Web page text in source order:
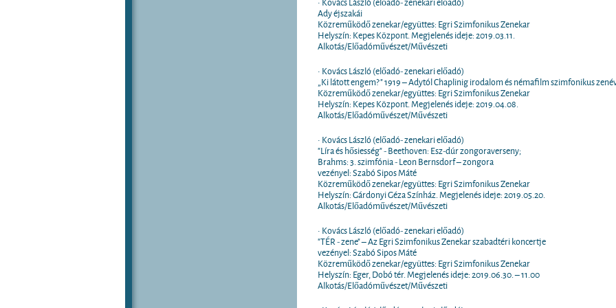
Ady éjszakái
Közreműködő zenekar/együttes: Egri Szimfonikus Zenekar
Helyszín: Kepes Központ. Megjelenés ideje: 2019.03.11.
Alkotás/Előadóművészet/Művészeti
• Kovács László (előadó- zenekari előadó)
„Ki látott engem?" 1919 – Adytól Chaplinig irodalom és némafilm szimfonikus
Közreműködő zenekar/együttes: Egri Szimfonikus Zenekar
Helyszín: Kepes Központ. Megjelenés ideje: 2019.04.08.
Alkotás/Előadóművészet/Művészeti
• Kovács László (előadó- zenekari előadó)
"Líra és hősiesség" - Beethoven: Esz-dúr zongoraverseny;
Brahms: 3. szimfónia - Leon Bernsdorf – zongora
vezényel: Szabó Sipos Máté
Közreműködő zenekar/együttes: Egri Szimfonikus Zenekar
Helyszín: Gárdonyi Géza Színház. Megjelenés ideje: 2019.05.20.
Alkotás/Előadóművészet/Művészeti
• Kovács László (előadó- zenekari előadó)
"TÉR - zene" – Az Egri Szimfonikus Zenekar szabadtéri koncertje
vezényel: Szabó Sipos Máté
Közreműködő zenekar/együttes: Egri Szimfonikus Zenekar
Helyszín: Eger, Dobó tér. Megjelenés ideje: 2019.06.30. – 11.00
Alkotás/Előadóművészet/Művészeti